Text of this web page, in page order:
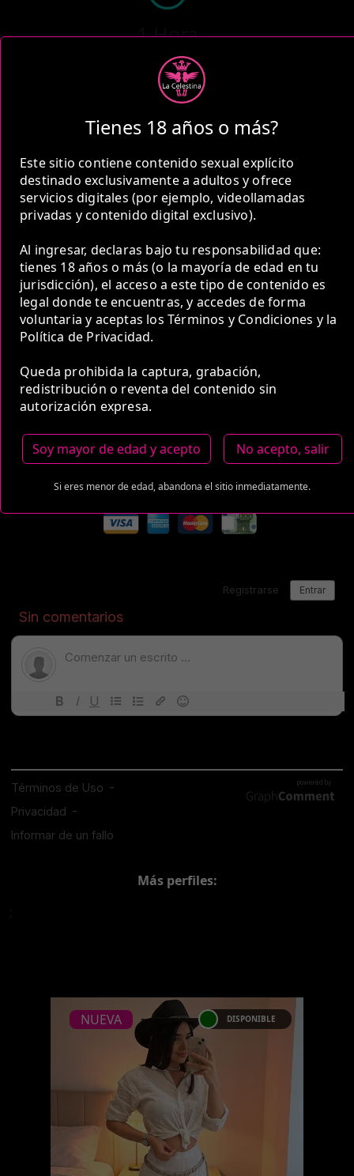
Tienes 18 años o más?
Este sitio contiene contenido sexual explícito
destinado exclusivamente a adultos y ofrece
servicios digitales (por ejemplo, videollamadas
privadas y contenido digital exclusivo).
Al ingresar, declaras bajo tu responsabilidad que:
tienes 18 años o más (o la mayoría de edad en tu
jurisdicción), el acceso a este tipo de contenido es
legal donde te encuentras, y accedes de forma
voluntaria y aceptas los Términos y Condiciones y la
Política de Privacidad.
Queda prohibida la captura, grabación,
redistribución o reventa del contenido sin
autorización expresa.
Soy mayor de edad y acepto No acepto, salir
Si eres menor de edad, abandona el sitio inmediatamente.
1 Hora
COP 800,000.00
2 Horas
COP 1,200,000.00
5 Horas
COP 2,200,000.00
Estas tarifas incluyen transporte y preservativos
Más perfiles:
NUEVA DISPONIBLE
CATALEYA VALVERDE NUEVA
Próximamente.... Algunas de
nuestras modelos aún no tienen
imágenes disponibles en la web
porque están completando su
sesión ...